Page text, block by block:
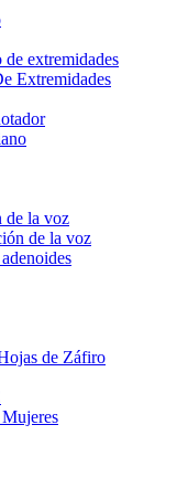
extremidades
Extremidades
de la voz
de la voz
de Záfiro